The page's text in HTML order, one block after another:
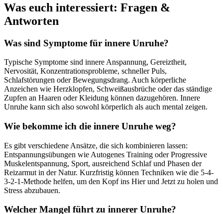
Was euch interessiert: Fragen &
Antworten
Was sind Symptome für innere Unruhe?
Typische Symptome sind innere Anspannung, Gereiztheit,
Nervosität, Konzentrationsprobleme, schneller Puls,
Schlafstörungen oder Bewegungsdrang. Auch körperliche
Anzeichen wie Herzklopfen, Schweißausbrüche oder das ständige
Zupfen an Haaren oder Kleidung können dazugehören. Innere
Unruhe kann sich also sowohl körperlich als auch mental zeigen.
Wie bekomme ich die innere Unruhe weg?
Es gibt verschiedene Ansätze, die sich kombinieren lassen:
Entspannungsübungen wie Autogenes Training oder Progressive
Muskelentspannung, Sport, ausreichend Schlaf und Phasen der
Reizarmut in der Natur. Kurzfristig können Techniken wie die 5-4-
3-2-1-Methode helfen, um den Kopf ins Hier und Jetzt zu holen und
Stress abzubauen.
Welcher Mangel führt zu innerer Unruhe?